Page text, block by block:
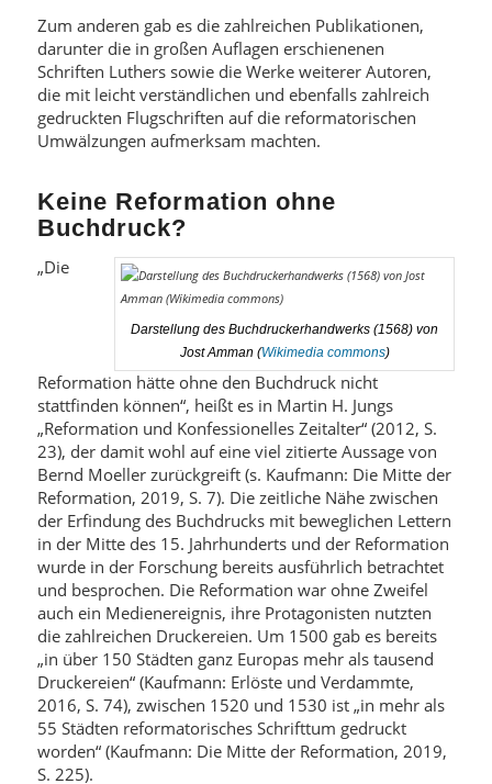
Zum anderen gab es die zahlreichen Publikationen,
darunter die in großen Auflagen erschienenen
Schriften Luthers sowie die Werke weiterer Autoren,
die mit leicht verständlichen und ebenfalls zahlreich
gedruckten Flugschriften auf die reformatorischen
Umwälzungen aufmerksam machten.
Keine Reformation ohne
Buchdruck?
Darstellung des Buchdruckerhandwerks (1568) von
Jost Amman (Wikimedia commons)
„Die
Reformation hätte ohne den Buchdruck nicht
stattfinden können“, heißt es in Martin H. Jungs
„Reformation und Konfessionelles Zeitalter“ (2012, S.
23), der damit wohl auf eine viel zitierte Aussage von
Bernd Moeller zurückgreift (s. Kaufmann: Die Mitte der
Reformation, 2019, S. 7). Die zeitliche Nähe zwischen
der Erfindung des Buchdrucks mit beweglichen Lettern
in der Mitte des 15. Jahrhunderts und der Reformation
wurde in der Forschung bereits ausführlich betrachtet
und besprochen. Die Reformation war ohne Zweifel
auch ein Medienereignis, ihre Protagonisten nutzten
die zahlreichen Druckereien. Um 1500 gab es bereits
„in über 150 Städten ganz Europas mehr als tausend
Druckereien“ (Kaufmann: Erlöste und Verdammte,
2016, S. 74), zwischen 1520 und 1530 ist „in mehr als
55 Städten reformatorisches Schrifttum gedruckt
worden“ (Kaufmann: Die Mitte der Reformation, 2019,
S. 225).